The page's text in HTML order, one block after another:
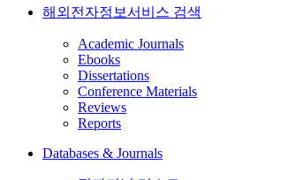
해외전자정보서비스 검색
Academic Journals
Ebooks
Dissertations
Conference Materials
Reviews
Reports
Databases & Journals